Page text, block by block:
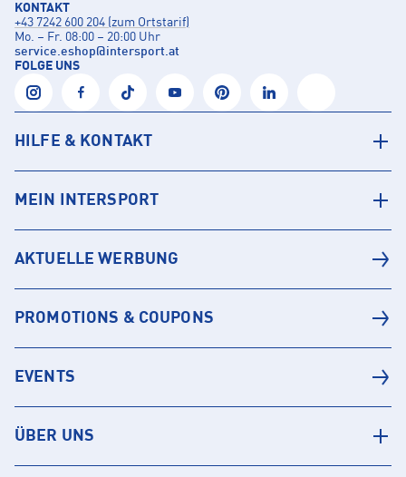
KONTAKT
+43 7242 600 204 (zum Ortstarif)
Mo. – Fr. 08:00 – 20:00 Uhr
service.eshop@intersport.at
FOLGE UNS
HILFE & KONTAKT
MEIN INTERSPORT
AKTUELLE WERBUNG
PROMOTIONS & COUPONS
EVENTS
ÜBER UNS